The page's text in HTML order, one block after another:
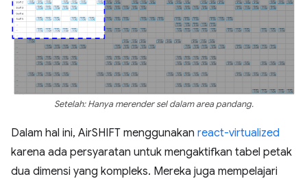
Setelah: Hanya merender sel dalam area pandang.
Dalam hal ini, AirSHIFT menggunakan react-virtualized
karena ada persyaratan untuk mengaktifkan tabel petak
dua dimensi yang kompleks. Mereka juga mempelajari